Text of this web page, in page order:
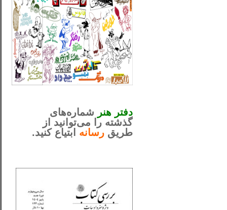
دفتر هنر شماره‌های
گذشته را می‌توانید از
طریق رسانه ابتیاع کنید.